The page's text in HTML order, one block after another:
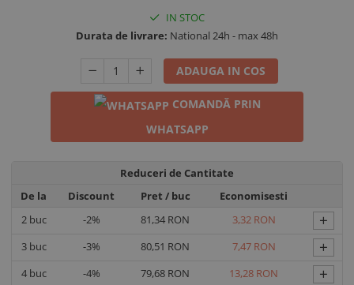
IN STOC
Durata de livrare: National 24h - max 48h
ADAUGA IN COS
COMANDĂ PRIN
WHATSAPP
Reduceri de Cantitate
De la
Discount Pret / buc
Economisesti
2buc -2% 81,34 RON 3,32 RON +
3buc -3% 80,51 RON 7,47 RON +
4buc -4% 79,68 RON 13,28 RON +